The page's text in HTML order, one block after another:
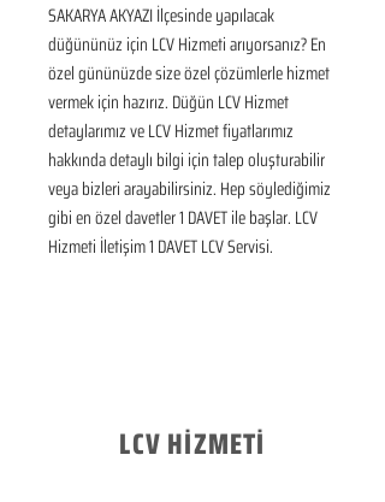
SAKARYA AKYAZI İlçesinde yapılacak
düğününüz için LCV Hizmeti arıyorsanız? En
özel gününüzde size özel çözümlerle hizmet
vermek için hazırız. Düğün LCV Hizmet
detaylarımız ve LCV Hizmet fiyatlarımız
hakkında detaylı bilgi için talep oluşturabilir
veya bizleri arayabilirsiniz. Hep söylediğimiz
gibi en özel davetler 1 DAVET ile başlar. LCV
Hizmeti İletişim 1 DAVET LCV Servisi.
LCV HİZMETİ